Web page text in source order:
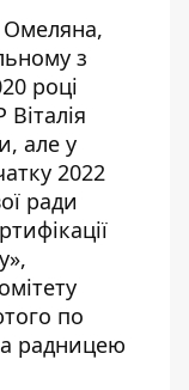
,
з
році
але у
2022
ради
по
радницею